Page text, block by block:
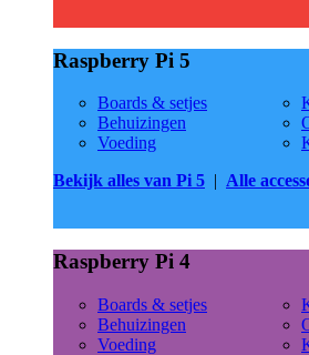
Raspberry Pi 5
Boards & setjes
Behuizingen
Voeding
Bekijk alles van Pi 5 | Alle
Raspberry Pi 4
Boards & setjes
Behuizingen
Voeding